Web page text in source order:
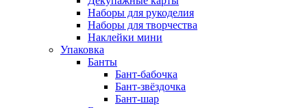
Наборы для рукоделия
Наборы для творчества
Наклейки мини
Упаковка
Банты
Бант-бабочка
Бант-звёздочка
Бант-шар